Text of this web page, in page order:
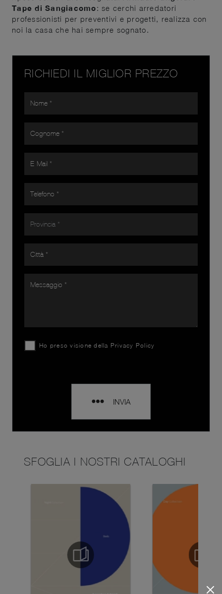
Tape di Sangiacomo: se cerchi arredatori
professionisti per preventivi e progetti, realizza con
noi la casa che hai sempre sognato.
RICHIEDI IL MIGLIOR PREZZO
Ho preso visione della Privacy Policy
INVIA
SFOGLIA I NOSTRI CATALOGHI